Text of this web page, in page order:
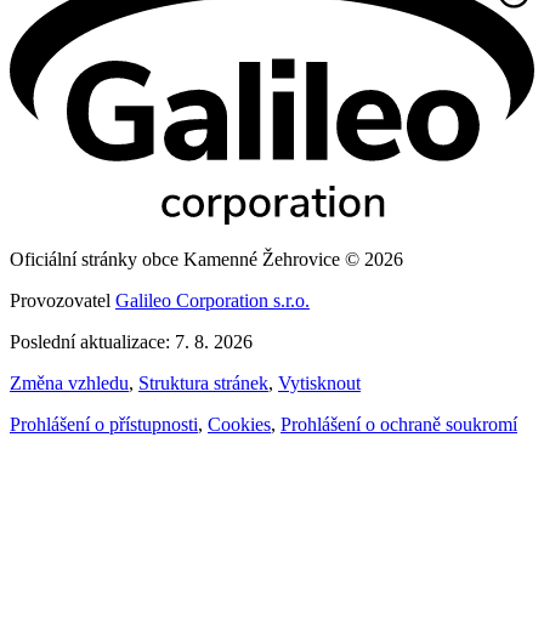
Oficiální stránky obce Kamenné Žehrovice © 2026
Provozovatel Galileo Corporation s.r.o.
Poslední aktualizace: 7. 8. 2026
Změna vzhledu, Struktura stránek, Vytisknout
Prohlášení o přístupnosti, Cookies, Prohlášení o ochraně soukromí